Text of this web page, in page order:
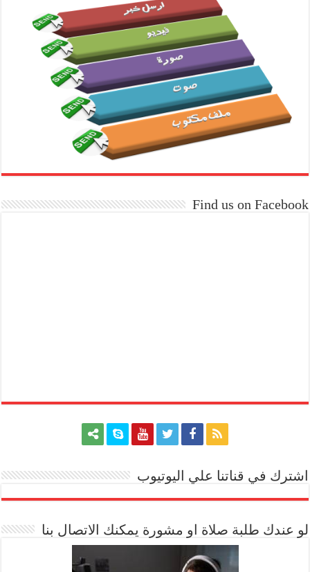
Find us on Facebook
اشترك في قناتنا علي اليوتيوب
لو عندك طلبة صلاة او مشورة يمكنك الاتصال بنا